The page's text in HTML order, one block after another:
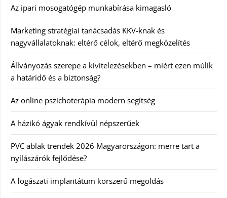
Az ipari mosogatógép munkabírása kimagasló
Marketing stratégiai tanácsadás KKV-knak és
nagyvállalatoknak: eltérő célok, eltérő megközelítés
Állványozás szerepe a kivitelezésekben – miért ezen múlik
a határidő és a biztonság?
Az online pszichoterápia modern segítség
A házikó ágyak rendkívül népszerűek
PVC ablak trendek 2026 Magyarországon: merre tart a
nyílászárók fejlődése?
A fogászati implantátum korszerű megoldás